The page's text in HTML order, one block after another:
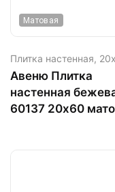
Матовая
Плитка настенная,
Авеню Плитка
настенная
60137 20х60